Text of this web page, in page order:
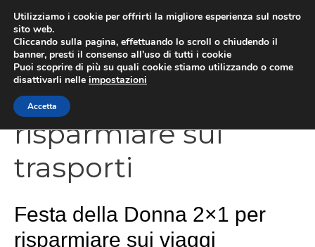
contenuto
risparmiare sui
trasporti
Festa della Donna 2×1 per
risparmiare sui viaggi
Utilizziamo i cookie per offrirti la migliore esperienza sul nostro
sito web.
Cliccando sulla pagina, effettuando lo scroll o chiudendo il
banner, presti il consenso all’uso di tutti i cookie
Puoi scoprire di più su quali cookie stiamo utilizzando o come
disattivarli nelle impostazioni
Accetta